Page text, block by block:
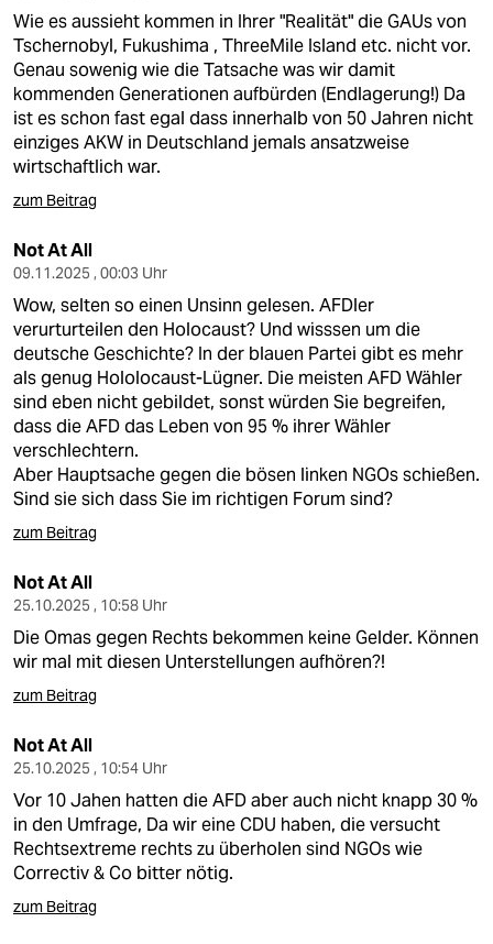
berlin
nord
wahrheit
verlag
veranstaltungen
shop
fragen & hilfe
unterstützen
abo
genossenschaft
epaper login
Wie es aussieht kommen in Ihrer "Realität" die GAUs von
Tschernobyl, Fukushima , ThreeMile Island etc. nicht vor.
Genau sowenig wie die Tatsache was wir damit
kommenden Generationen aufbürden (Endlagerung!) Da
ist es schon fast egal dass innerhalb von 50 Jahren nicht
einziges AKW in Deutschland jemals ansatzweise
wirtschaftlich war.
zum Beitrag
Not At All
09.11.2025 , 00:03 Uhr
Wow, selten so einen Unsinn gelesen. AFDler
verurturteilen den Holocaust? Und wisssen um die
deutsche Geschichte? In der blauen Partei gibt es mehr
als genug Hololocaust-Lügner. Die meisten AFD Wähler
sind eben nicht gebildet, sonst würden Sie begreifen,
dass die AFD das Leben von 95 % ihrer Wähler
verschlechtern.
Aber Hauptsache gegen die bösen linken NGOs schießen.
Sind sie sich dass Sie im richtigen Forum sind?
zum Beitrag
Not At All
25.10.2025 , 10:58 Uhr
Die Omas gegen Rechts bekommen keine Gelder. Können
wir mal mit diesen Unterstellungen aufhören?!
zum Beitrag
Not At All
25.10.2025 , 10:54 Uhr
Vor 10 Jahen hatten die AFD aber auch nicht knapp 30 %
in den Umfrage, Da wir eine CDU haben, die versucht
Rechtsextreme rechts zu überholen sind NGOs wie
Correctiv & Co bitter nötig.
zum Beitrag